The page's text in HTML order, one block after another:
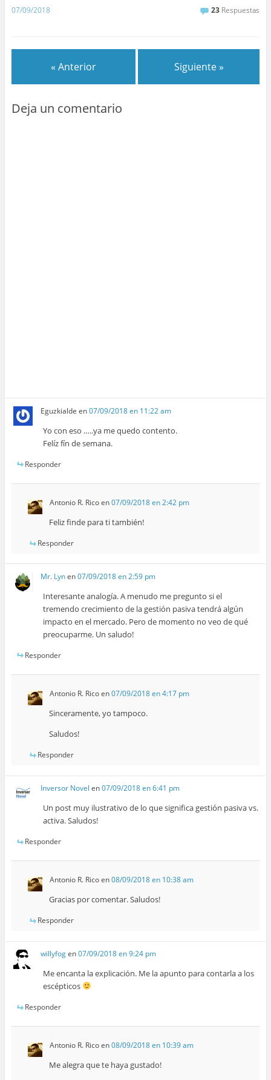
07/09/2018 23 Respuestas
« Anterior Siguiente »
Deja un comentario
Eguzkialde en07/09/2018 en 11:22 am
Yo con eso …..ya me quedo contento.
Felíz fín de semana.
Responder
Antonio R. Ricoen07/09/2018 en 2:42 pm
Feliz finde para ti también!
Responder
Mr. Lynen07/09/2018 en 2:59 pm
Interesante analogía. A menudo me pregunto si el
tremendo crecimiento de la gestión pasiva tendrá algún
impacto en el mercado. Pero de momento no veo de qué
preocuparme. Un saludo!
Responder
Antonio R. Ricoen07/09/2018 en 4:17 pm
Sinceramente, yo tampoco.
Saludos!
Responder
Inversor Novel en07/09/2018 en 6:41 pm
Un post muy ilustrativo de lo que significa gestión pasiva vs.
activa. Saludos!
Responder
Antonio R. Ricoen08/09/2018 en 10:38 am
Gracias por comentar. Saludos!
Responder
willyfogen07/09/2018 en 9:24 pm
Me encanta la explicación. Me la apunto para contarla a los
escépticos
Responder
Antonio R. Ricoen08/09/2018 en 10:39 am
Me alegra que te haya gustado!